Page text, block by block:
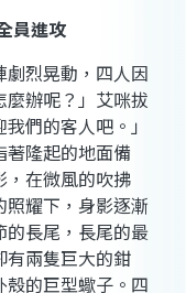
員進攻
烈晃動，四人因
辦呢？」艾咪拔
們的客人吧。」
著隆起的地面備
，在微風的吹拂
耀下，身影逐漸
的長尾，長尾的最
有兩隻巨大的鉗
的巨型蠍子。四